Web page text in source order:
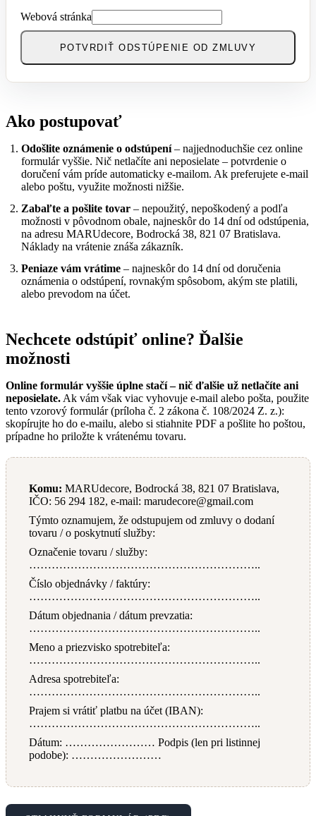
Webová stránka
POTVRDIŤ ODSTÚPENIE OD ZMLUVY
Ako postupovať
Odošlite oznámenie o odstúpení– najjednoduchšie cez online
formulár vyššie. Nič netlačíte ani neposielate – potvrdenie o
doručení vám príde automaticky e-mailom. Ak preferujete e-mail
alebo poštu, využite možnosti nižšie.
Zabaľte a pošlite tovar – nepoužitý, nepoškodený a podľa
možnosti v pôvodnom obale, najneskôr do 14 dní od odstúpenia,
na adresu MARUdecore, Bodrocká 38, 821 07 Bratislava.
Náklady na vrátenie znáša zákazník.
Peniaze vám vrátime – najneskôr do 14 dní od doručenia
oznámenia o odstúpení, rovnakým spôsobom, akým ste platili,
alebo prevodom na účet.
Nechcete odstúpiť online? Ďalšie
možnosti
Online formulár vyššie úplne stačí – nič ďalšie už netlačíte ani
neposielate. Ak vám však viac vyhovuje e-mail alebo pošta, použite
tento vzorový formulár (príloha č. 2 zákona č. 108/2024 Z. z.):
skopírujte ho do e-mailu, alebo si stiahnite PDF a pošlite ho poštou,
prípadne ho priložte k vrátenému tovaru.
Komu: MARUdecore, Bodrocká 38, 821 07 Bratislava,
IČO: 56 294 182, e-mail: marudecore@gmail.com
Týmto oznamujem, že odstupujem od zmluvy o dodaní
tovaru / o poskytnutí služby:
Označenie tovaru / služby:
……………………………………………………..
Číslo objednávky / faktúry:
……………………………………………………..
Dátum objednania / dátum prevzatia:
……………………………………………………..
Meno a priezvisko spotrebiteľa:
……………………………………………………..
Adresa spotrebiteľa:
……………………………………………………..
Prajem si vrátiť platbu na účet (IBAN):
……………………………………………………..
Dátum: …………………… Podpis (len pri listinnej
podobe): ……………………